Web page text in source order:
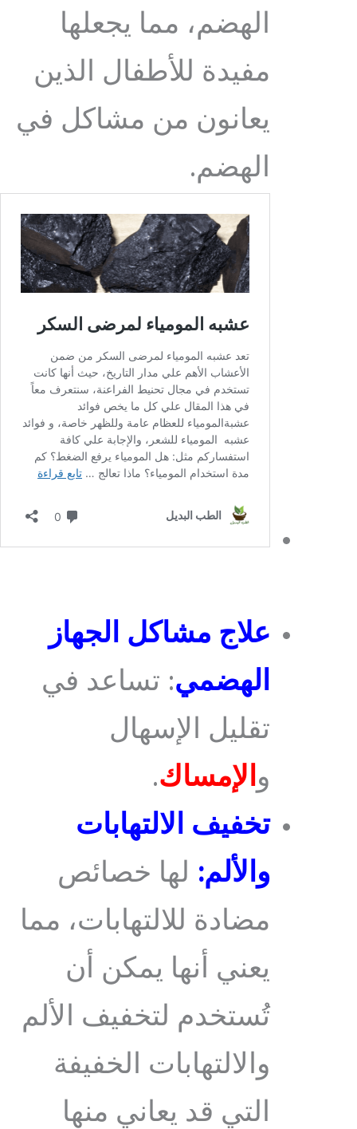
الهضم، مما يجعلها
مفيدة للأطفال الذين
يعانون من مشاكل في
الهضم.
علاج مشاكل الجهاز
الهضمي: تساعد في
تقليل الإسهال
والإمساك.
تخفيف الالتهابات
والألم: لها خصائص
مضادة للالتهابات، مما
يعني أنها يمكن أن
تُستخدم لتخفيف الألم
والالتهابات الخفيفة
التي قد يعاني منها